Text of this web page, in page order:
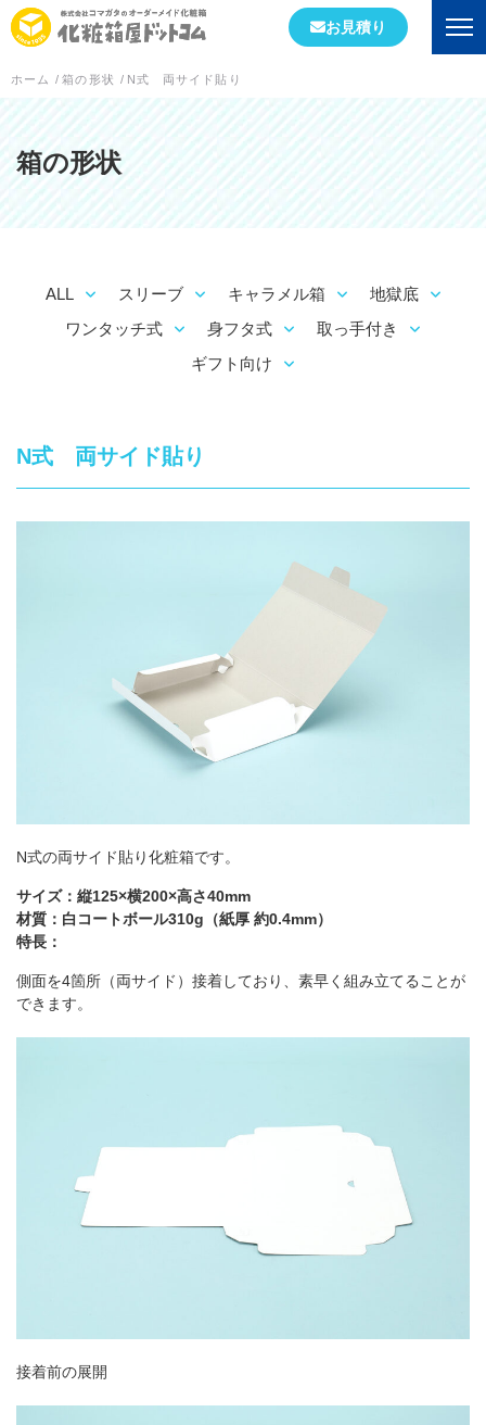
会社情報
初めての方へ
会社概要
工場案内
箱の形状
「印刷なし」お見積り
サンプル請求
よくあるご質問
お見積り
ホーム / 箱の形状 / N式 両サイド貼り
箱の形状
ALL スリーブ キャラメル箱
地獄底
ワンタッチ式
身フタ式
取っ手付き
ギフト向け
N式 両サイド貼り
N式の両サイド貼り化粧箱です。
サイズ：縦125×横200×高さ40mm
材質：白コートボール310g（紙厚 約0.4mm）
特長：
側面を4箇所（両サイド）接着しており、素早く組み立てることが
できます。
接着前の展開